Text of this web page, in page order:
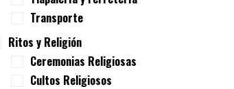
Transporte
Ritos y Religión
Ceremonias Religiosas
Cultos Religiosos